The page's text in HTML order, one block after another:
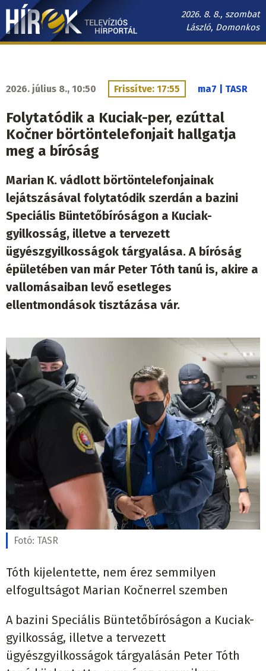
Ugrás
tartalomra
2026. 8. 8., szombat
László, Domonkos
Hírek.sk
2026. július 8., 10:50 Frissítve: 17:55 ma7 | TASR
Folytatódik a Kuciak-per, ezúttal
Kočner börtöntelefonjait hallgatja
meg a bíróság
Marian K. vádlott börtöntelefonjainak
lejátszásával folytatódik szerdán a bazini
Speciális Büntetőbíróságon a Kuciak-
gyilkosság, illetve a tervezett
ügyészgyilkosságok tárgyalása. A bíróság
épületében van már Peter Tóth tanú is, akire a
vallomásaiban levő esetleges
ellentmondások tisztázása vár.
Fotó: TASR
Tóth kijelentette, nem érez semmilyen
elfogultságot Marian Kočnerrel szemben
A bazini Speciális Büntetőbíróságon a Kuciak-
gyilkosság, illetve a tervezett
ügyészgyilkosságok tárgyalásán Peter Tóth